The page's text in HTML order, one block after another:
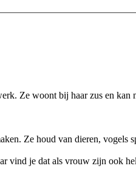
Ze woont bij haar zus en
Ze houd van dieren, vogels
vind je dat als vrouw zijn ook